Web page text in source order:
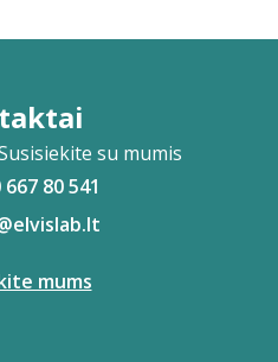
su mumis
80 541
mums